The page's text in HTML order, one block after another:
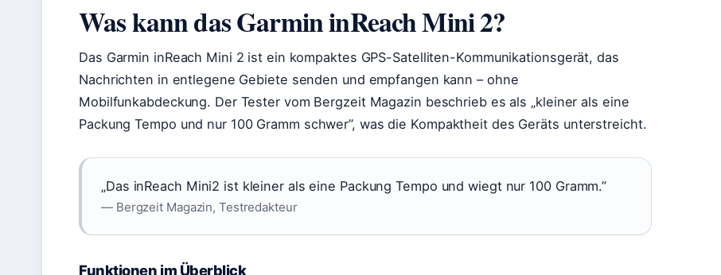
Was kann das Garmin inReach Mini 2?
Das Garmin inReach Mini 2 ist ein kompaktes GPS-Satelliten-Kommunikationsgerät, das
Nachrichten in entlegene Gebiete senden und empfangen kann – ohne
Mobilfunkabdeckung. Der Tester vom Bergzeit Magazin beschrieb es als „kleiner als eine
Packung Tempo und nur 100 Gramm schwer”, was die Kompaktheit des Geräts unterstreicht.
„Das inReach Mini2 ist kleiner als eine Packung Tempo und wiegt nur 100 Gramm.”
— Bergzeit Magazin, Testredakteur
Funktionen im Überblick